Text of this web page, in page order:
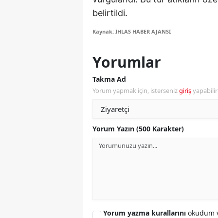
belirtildi.
Kaynak: İHLAS HABER AJANSI
Yorumlar
Takma Ad
Yorum yapmak için, istersenizgiriş
Yorum Yazın (500 Karakter)
Yorum yazma kurallarını okudum